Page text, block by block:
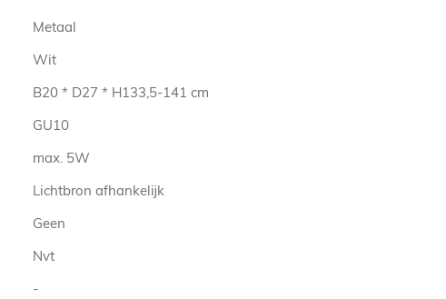
Metaal
Wit
B20 * D27 * H133,5-141 cm
GU10
max. 5W
Lichtbron afhankelijk
Geen
Nvt
-